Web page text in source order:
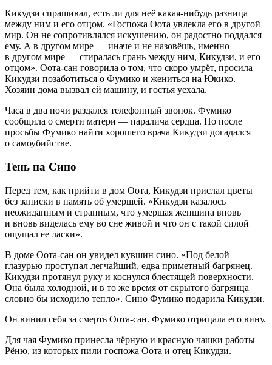
Кикудзи спрашивал, есть ли для неё какая-нибудь разница
между ним и его отцом. «Госпожа Оота увлекла его в другой
мир. Он не сопротивлялся искушению, он радостно поддался
ему. А в другом мире — иначе и не назовёшь, именно
в другом мире — стиралась грань между ним, Кикудзи, и его
отцом». Оота-сан говорила о том, что скоро умрёт, просила
Кикудзи позаботиться о Фумико и жениться на Юкико.
Хозяин дома вызвал ей машину, и гостья уехала.
Часа в два ночи раздался телефонный звонок. Фумико
сообщила о смерти матери — паралича сердца. Но после
просьбы Фумико найти хорошего врача Кикудзи догадался
о самоубийстве.
Тень на Сино
Перед тем, как прийти в дом Оота, Кикудзи прислал цветы
без записки в память об умершей. «Кикудзи казалось
неожиданным и странным, что умершая женщина вновь
и вновь виделась ему во сне живой и что он с такой силой
ощущал ее ласки».
В доме Оота-сан он увидел кувшин сино. «Под белой
глазурью проступал легчайший, едва приметный багрянец.
Кикудзи протянул руку и коснулся блестящей поверхности.
Она была холодной, и в то же время от скрытого багрянца
словно бы исходило тепло». Сино Фумико подарила Кикудзи.
Он винил себя за смерть Оота-сан. Фумико отрицала его вину.
Для чая Фумико принесла чёрную и красную чашки работы
Рёню, из которых пили госпожа Оота и отец Кикудзи.